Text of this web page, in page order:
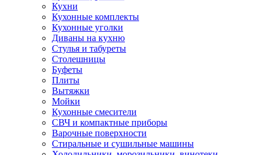
Кухни
Кухонные комплекты
Кухонные уголки
Диваны на кухню
Стулья и табуреты
Столешницы
Буфеты
Плиты
Вытяжки
Мойки
Кухонные смесители
СВЧ и компактные приборы
Варочные поверхности
Стиральные и сушильные машины